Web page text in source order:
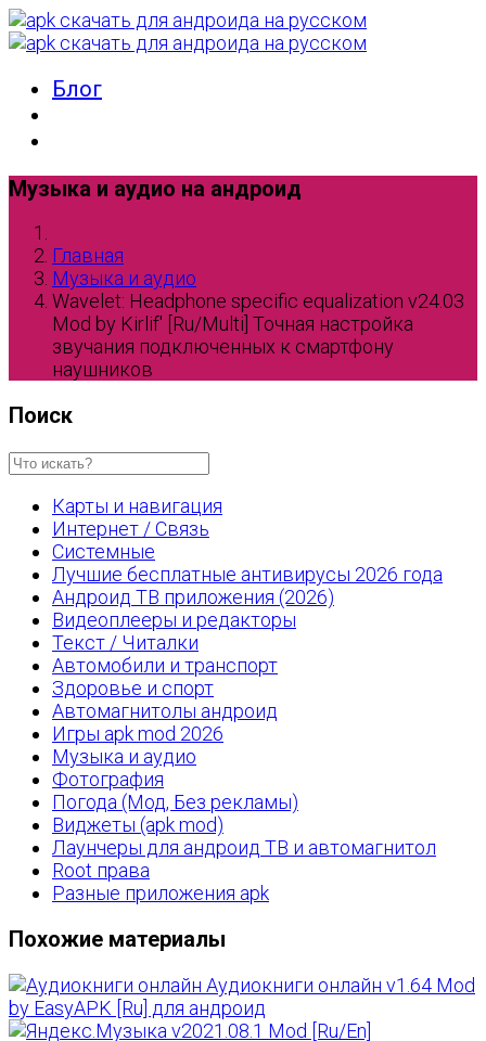
Блог
Музыка и аудио на андроид
Главная
Музыка и аудио
Wavelet: Headphone specific equalization v24.03
Mod by Kirlif' [Ru/Multi] Точная настройка
звучания подключенных к смартфону
наушников
Поиск
Карты и навигация
Интернет / Связь
Системные
Лучшие бесплатные антивирусы 2026 года
Андроид ТВ приложения (2026)
Видеоплееры и редакторы
Текст / Читалки
Автомобили и транспорт
Здоровье и спорт
Автомагнитолы андроид
Игры apk mod 2026
Музыка и аудио
Фотография
Погода (Мод, Без рекламы)
Виджеты (apk mod)
Лаунчеры для андроид ТВ и автомагнитол
Root права
Разные приложения apk
Похожие материалы
Аудиокниги онлайн v1.64 Mod
by EasyAPK [Ru] для андроид